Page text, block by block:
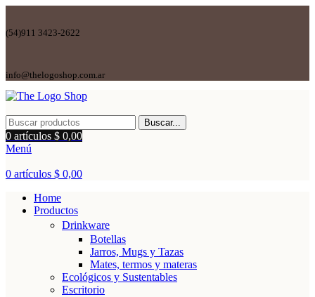
(54)911 3423-2622
info@thelogoshop.com.ar
Buscar...
0 artículos $ 0,00
Menú
0 artículos $ 0,00
Home
Productos
Drinkware
Botellas
Jarros, Mugs y Tazas
Mates, termos y materas
Ecológicos y Sustentables
Escritorio